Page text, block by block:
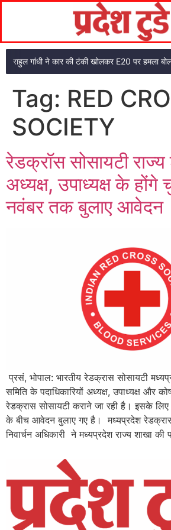
Tag: RED
SOCIETY
रेडक्रॉस सोसायटी
अध्यक्ष, उपाध्यक्ष के होंगे
नवंबर तक बुलाए आवेदन
प्रसं, भोपाल: भारतीय रेडक्रास सोसायटी
समिति के पदाधिकारियों अध्यक्ष, उपाध्यक्ष और
रेडक्रास सोसायटी कराने जा रही है। इसके
के बीच आवेदन बुलाए गए है। मध्यप्रदेश
निवार्चन अधिकारी ने मध्यप्रदेश राज्य शाखा